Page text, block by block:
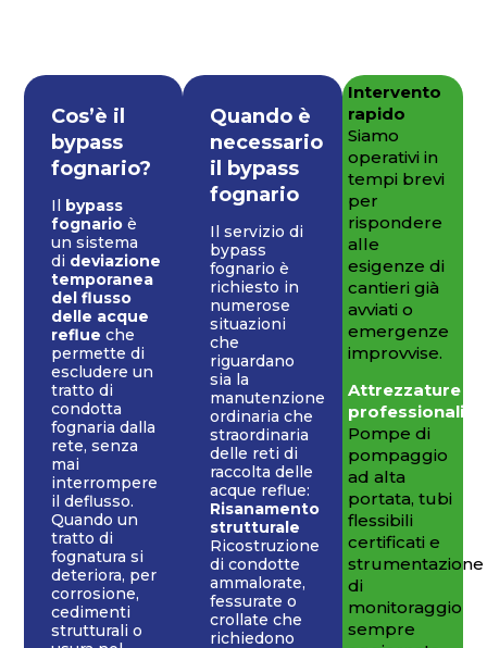
Intervento
rapido
Siamo
operativi in
tempi brevi
per
rispondere
alle
esigenze di
cantieri già
avviati o
emergenze
improvvise.
Attrezzature
professionali
Pompe di
pompaggio
ad alta
portata, tubi
flessibili
certificati e
strumentazione
di
monitoraggio
sempre
Cos’è il
bypass
fognario?
Il
bypass
fognarioè
un sistema
di deviazione
temporanea
del flusso
delle acque
reflue che
permette di
escludere un
tratto di
condotta
fognaria dalla
rete, senza
mai
interrompere
il deflusso.
Quando un
tratto di
fognatura si
deteriora, per
corrosione,
cedimenti
strutturali o
Quando è
necessario
il bypass
fognario
Il servizio di
bypass
fognario è
richiesto in
numerose
situazioni
che
riguardano
sia la
manutenzione
ordinaria che
straordinaria
delle reti di
raccolta delle
acque reflue:
Risanamento
strutturale
Ricostruzione
di condotte
ammalorate,
fessurate o
crollate che
richiedono